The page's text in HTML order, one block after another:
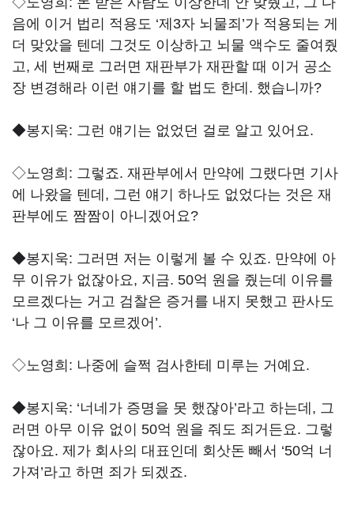
음에 이거 법리 적용도 ‘제3자 뇌물죄’가 적용되는 게
더 맞았을 텐데 그것도 이상하고 뇌물 액수도 줄여줬
고, 세 번째로 그러면 재판부가 재판할 때 이거 공소
장 변경해라 이런 얘기를 할 법도 한데. 했습니까?
◆봉지욱: 그런 얘기는 없었던 걸로 알고 있어요.
◇노영희: 그렇죠. 재판부에서 만약에 그랬다면 기사
에 나왔을 텐데, 그런 얘기 하나도 없었다는 것은 재
판부에도 짬짬이 아니겠어요?
◆봉지욱: 그러면 저는 이렇게 볼 수 있죠. 만약에 아
무 이유가 없잖아요, 지금. 50억 원을 줬는데 이유를
모르겠다는 거고 검찰은 증거를 내지 못했고 판사도
‘나 그 이유를 모르겠어’.
◇노영희: 나중에 슬쩍 검사한테 미루는 거예요.
◆봉지욱: ‘너네가 증명을 못 했잖아’라고 하는데, 그
러면 아무 이유 없이 50억 원을 줘도 죄거든요. 그렇
잖아요. 제가 회사의 대표인데 회삿돈 빼서 ‘50억 너
가져’라고 하면 죄가 되겠죠.